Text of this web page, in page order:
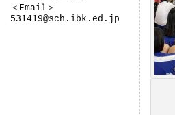
＜Email＞
531419@sch.ibk.ed.jp